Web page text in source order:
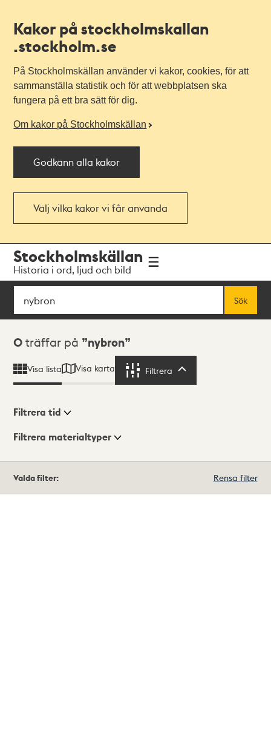
Kakor på stockholmskallan
.stockholm.se
På Stockholmskällan använder vi kakor, cookies, för att
sammanställa statistik och för att webbplatsen ska
fungera på ett bra sätt för dig.
Om kakor på Stockholmskällan
Godkänn alla kakor
Välj vilka kakor vi får använda
navigationen
huvudinnehållet
Stockholmskällan
Historia i ord, ljud och bild
Sök
Sök
Sökresultat
0 träffar på nybron
Visa lista Visa karta Filtrera
Visningsläge
Filtrera tid
Filtrera materialtyper
träffar
Valda filter: Rensa filter